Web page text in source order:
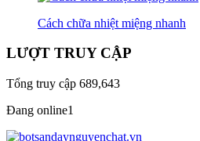
Cách chữa nhiệt miệng nhanh
LƯỢT TRUY CẬP
Tổng truy cập 689,643
Đang online1